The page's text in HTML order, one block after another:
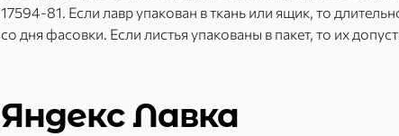
17594-81. Если лавр упакован в ткань или ящик, то
со дня фасовки. Если листья упакованы в пакет, то их
Яндекс Лавка